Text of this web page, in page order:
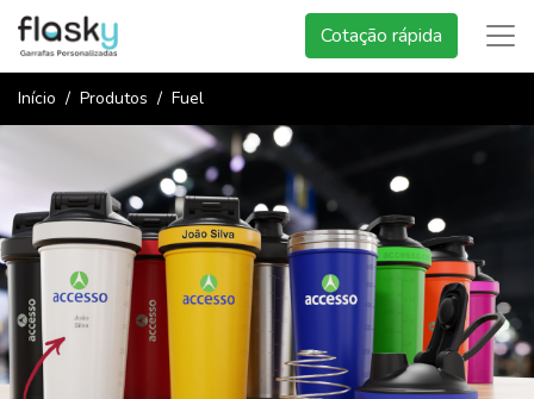
Cotação rápida
Início Produtos Fuel